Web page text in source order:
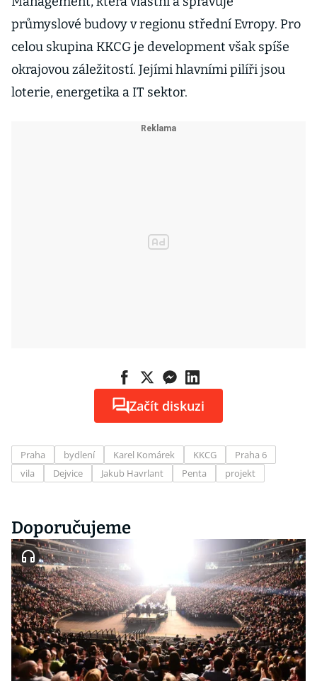
průmyslové budovy v regionu střední Evropy. Pro
celou skupina KKCG je development však spíše
okrajovou záležitostí. Jejími hlavními pilíři jsou
loterie, energetika a IT sektor.
Začít diskuzi
Praha bydlení Karel Komárek KKCG
Praha 6
vila
Dejvice Jakub Havrlant Penta projekt
Doporučujeme